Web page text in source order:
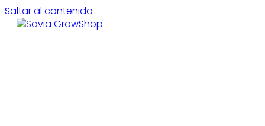
Saltar al contenido